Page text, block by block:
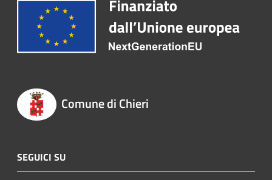
Comune di Chieri
SEGUICI SU